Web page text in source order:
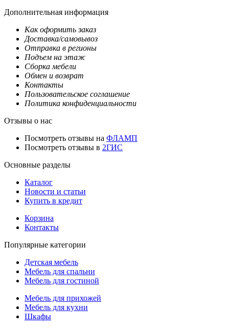
Дополнительная информация
Как оформить заказ
Доставка/самовывоз
Отправка в регионы
Подъем на этаж
Сборка мебели
Обмен и возврат
Контакты
Пользовательское соглашение
Политика конфиденциальности
Отзывы о нас
Посмотреть отзывы на ФЛАМП
Посмотреть отзывы в 2ГИС
Основные разделы
Каталог
Новости и статьи
Купить в кредит
Корзина
Контакты
Популярные категории
Детская мебель
Мебель для спальни
Мебель для гостиной
Мебель для прихожей
Мебель для кухни
Шкафы